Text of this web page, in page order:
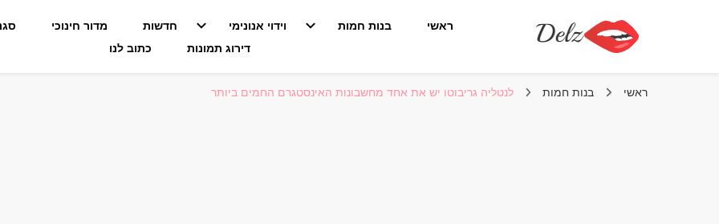
ראשי בנות חמות וידוי אנונימי חדשות מדור חינוכי
דירוג תמונות
כתוב לנו
ראשי בנות חמות לנטליה גריבוטו יש את אחד מחשבונות האינסטגרם החמים ביותר